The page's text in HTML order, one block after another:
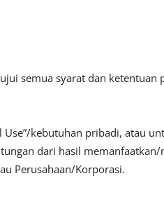
semua syarat dan ketentuan
kebutuhan pribadi, atau
dari hasil
Perusahaan/Korporasi.